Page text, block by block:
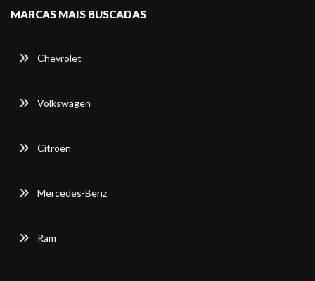
MARCAS MAIS BUSCADAS
Chevrolet
Volkswagen
Citroën
Mercedes-Benz
Ram